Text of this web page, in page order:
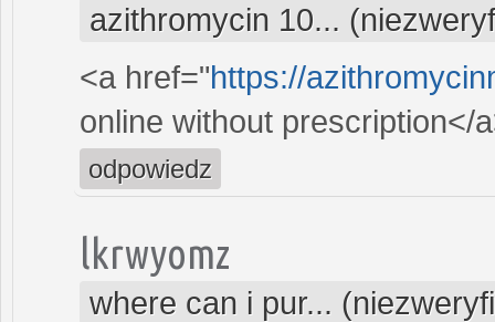
azithromycin 10...
<a href="https://
online without prescription</
odpowiedz
lkrwyomz
where can i pur...